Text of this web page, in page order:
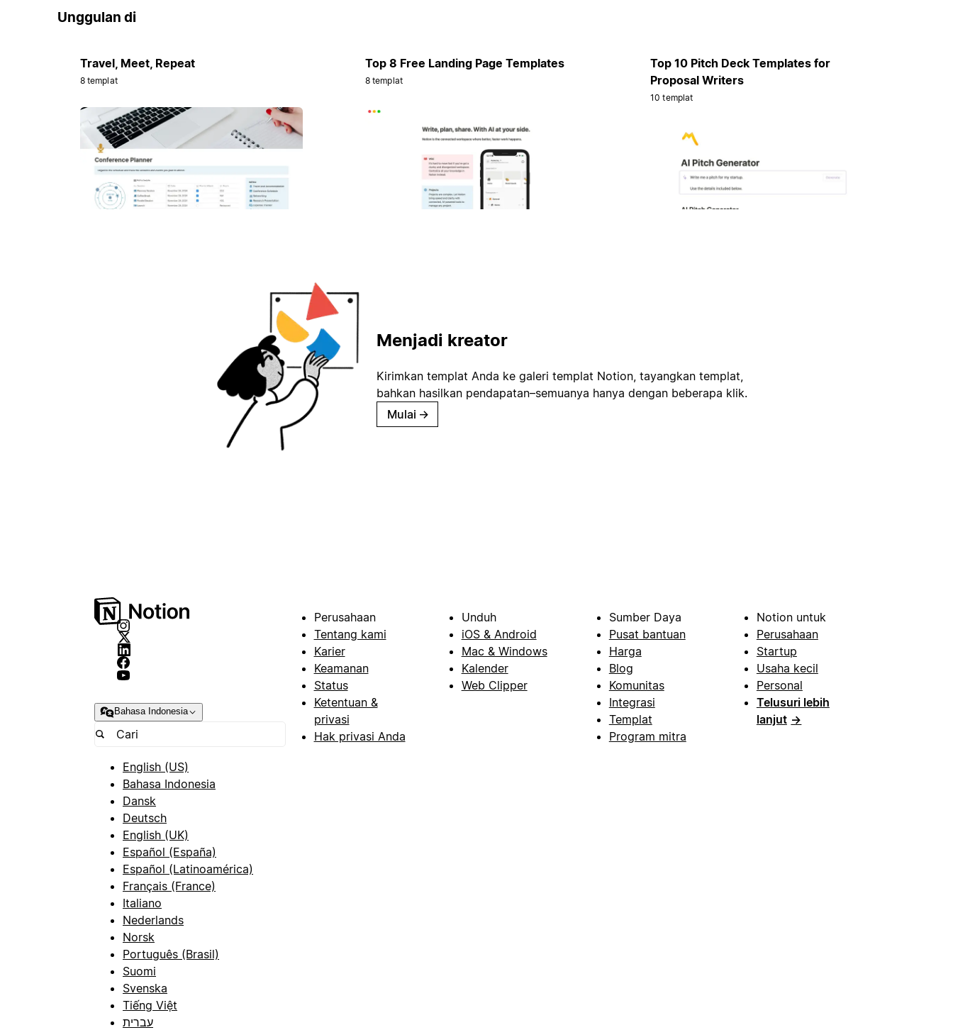
Unggulan di
Travel, Meet, Repeat
8 templat
Top 8 Free Landing Page Templates
8 templat
Top 10 Pitch Deck Templates for
Proposal Writers
10 templat
Menjadi kreator
Kirimkan templat Anda ke galeri templat Notion, tayangkan templat,
bahkan hasilkan pendapatan–semuanya hanya dengan beberapa klik.
Mulai →
Bahasa Indonesia
English (US)
Bahasa Indonesia
Dansk
Deutsch
English (UK)
Español (España)
Español (Latinoamérica)
Français (France)
Italiano
Nederlands
Norsk
Português (Brasil)
Suomi
Svenska
Tiếng Việt
עברית
Perusahaan
Tentang kami
Karier
Keamanan
Status
Ketentuan &
privasi
Hak privasi Anda
Unduh
iOS & Android
Mac & Windows
Kalender
Web Clipper
Sumber Daya
Pusat bantuan
Harga
Blog
Komunitas
Integrasi
Templat
Program mitra
Notion untuk
Perusahaan
Startup
Usaha kecil
Personal
Telusuri lebih
lanjut →